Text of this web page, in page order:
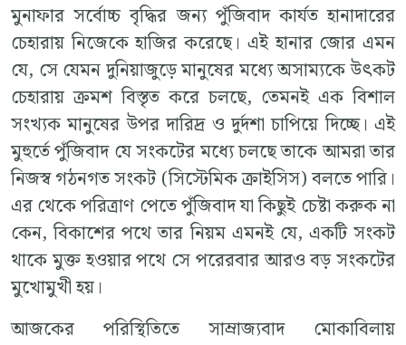
মুনাফার সর্বোচ্চ বৃদ্ধির জন্য পুঁজিবাদ কার্যত হানাদারের
চেহারায় নিজেকে হাজির করেছে। এই হানার জোর এমন
যে, সে যেমন দুনিয়াজুড়ে মানুষের মধ্যে অসাম্যকে উৎকট
চেহারায় ক্রমশ বিস্তৃত করে চলছে, তেমনই এক বিশাল
সংখ্যক মানুষের উপর দারিদ্র ও দুর্দশা চাপিয়ে দিচ্ছে। এই
মুহুর্তে পুঁজিবাদ যে সংকটের মধ্যে চলছে তাকে আমরা তার
নিজস্ব গঠনগত সংকট (সিস্টেমিক ক্রাইসিস) বলতে পারি।
এর থেকে পরিত্রাণ পেতে পুঁজিবাদ যা কিছুই চেষ্টা করুক না
কেন, বিকাশের পথে তার নিয়ম এমনই যে, একটি সংকট
থাকে মুক্ত হওয়ার পথে সে পরেরবার আরও বড় সংকটের
মুখোমুখী হয়।
আজকের পরিস্থিতিতে সাম্রাজ্যবাদ মোকাবিলায়